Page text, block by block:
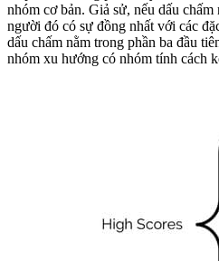
nhóm cơ bản. Giả sử, nếu dấu
người đó có sự đồng nhất với các
dấu chấm nằm trong phần ba đầu
nhóm xu hướng có nhóm tính cách